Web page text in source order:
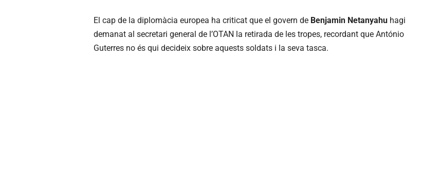
El cap de la diplomàcia europea ha criticat que el govern de Benjamin Netanyahu hagi
demanat al secretari general de l’OTAN la retirada de les tropes, recordant que António
Guterres no és qui decideix sobre aquests soldats i la seva tasca.